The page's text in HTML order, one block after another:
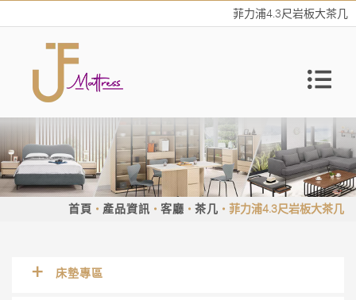
菲力浦4.3尺岩板大茶几
首頁 產品資訊 客廳 茶几 菲力浦4.3尺岩板大茶几
床墊專區